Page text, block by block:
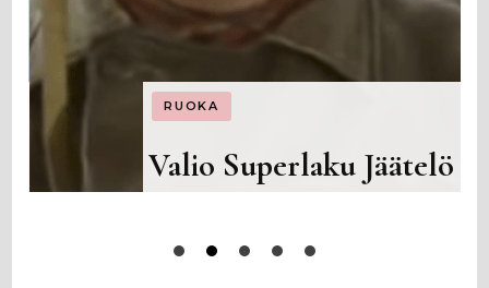
RUOKA
Valio Superlaku Jäätelö